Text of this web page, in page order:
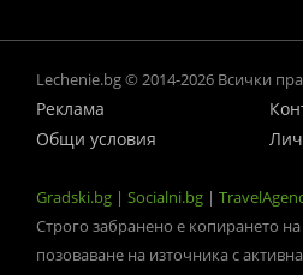
Lechenie.bg © 2014-2026 Всички
Реклама
Общи условия
Gradski.bg | Socialni.bg |
Строго забранено е копирането
позоваване на източника с